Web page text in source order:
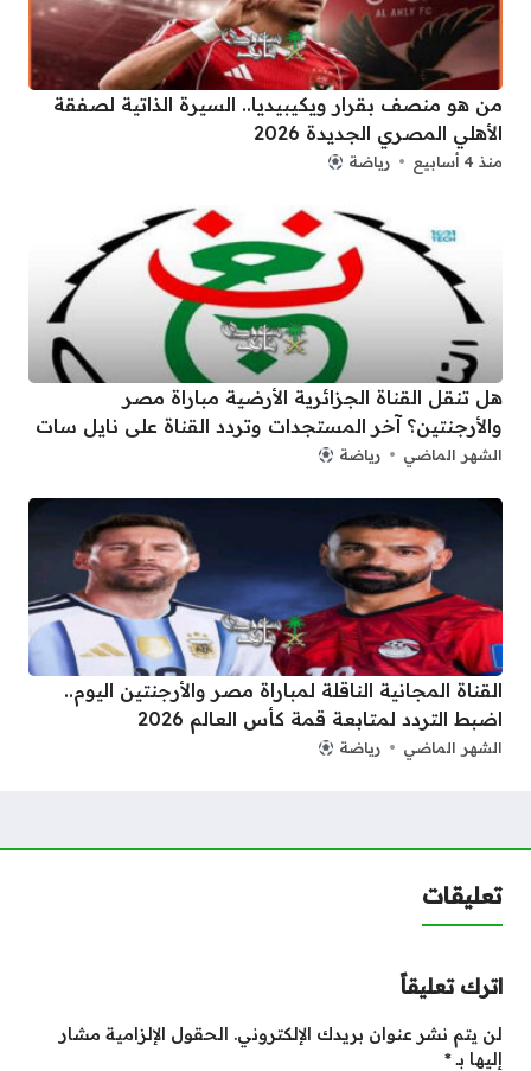
من هو منصف بقرار ويكيبيديا.. السيرة الذاتية لصفقة
الأهلي المصري الجديدة 2026
منذ 4 أسابيع رياضة
هل تنقل القناة الجزائرية الأرضية مباراة مصر
والأرجنتين؟ آخر المستجدات وتردد القناة على نايل سات
الشهر الماضي رياضة
القناة المجانية الناقلة لمباراة مصر والأرجنتين اليوم..
اضبط التردد لمتابعة قمة كأس العالم 2026
الشهر الماضي رياضة
تعليقات
اترك تعليقاً
لن يتم نشر عنوان بريدك الإلكتروني. الحقول الإلزامية مشار
إليها بـ*